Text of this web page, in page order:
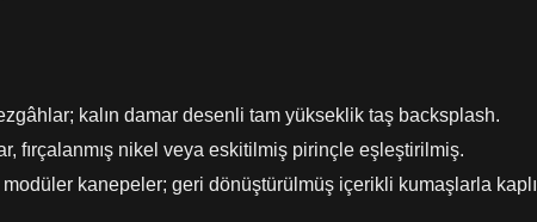
kalın damar desenli tam yükseklik taş backsplash.
fırçalanmış nikel veya eskitilmiş pirinçle eşleştirilmiş.
kanepeler; geri dönüştürülmüş içerikli kumaşlarla